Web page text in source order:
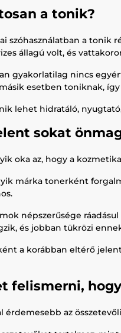
a tonik?
szóhasználatban a tonik
állagú volt, és
gyakorlatilag nincs
esetben toniknak,
lehet hidratáló,
sokat
oka az, hogy a
márka tonerként
népszerűsége
és jobban tükrözi
a korábban eltérő
felismerni,
érdemesebb az